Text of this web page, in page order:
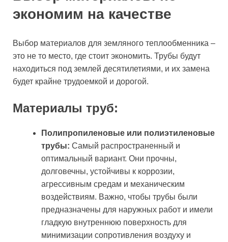
экономим на качестве
Выбор материалов для земляного теплообменника –
это не то место, где стоит экономить. Трубы будут
находиться под землей десятилетиями, и их замена
будет крайне трудоемкой и дорогой.
Материалы труб:
Полипропиленовые или полиэтиленовые
трубы: Самый распространенный и
оптимальный вариант. Они прочны,
долговечны, устойчивы к коррозии,
агрессивным средам и механическим
воздействиям. Важно, чтобы трубы были
предназначены для наружных работ и имели
гладкую внутреннюю поверхность для
минимизации сопротивления воздуху и